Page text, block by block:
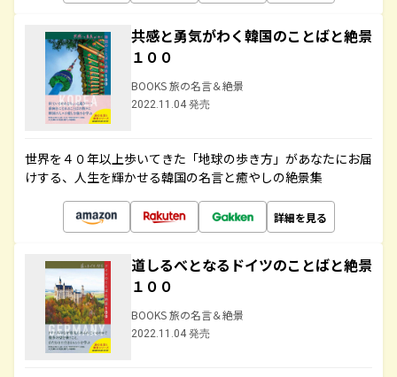
共感と勇気がわく韓国のことばと絶景
１００
BOOKS 旅の名言＆絶景
2022.11.04 発売
世界を４０年以上歩いてきた「地球の歩き方」があなたにお届
けする、人生を輝かせる韓国の名言と癒やしの絶景集
詳細を見る
道しるべとなるドイツのことばと絶景
１００
BOOKS 旅の名言＆絶景
2022.11.04 発売